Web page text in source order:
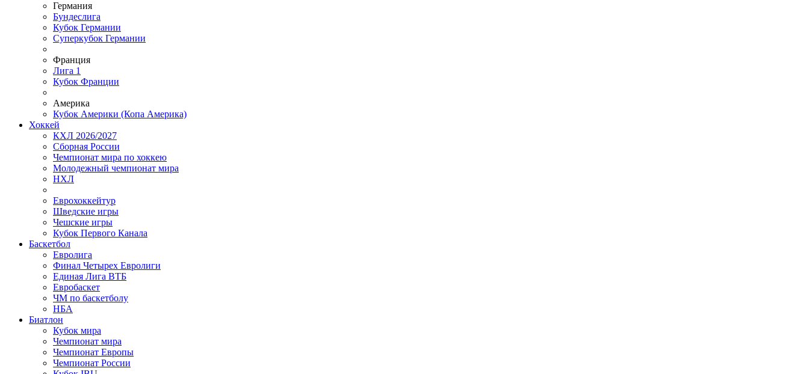
Германия
Бундеслига
Кубок Германии
Суперкубок Германии
Франция
Лига 1
Кубок Франции
Америка
Кубок Америки (Копа Америка)
Хоккей
КХЛ 2026/2027
Сборная России
Чемпионат мира по хоккею
Молодежный чемпионат мира
НХЛ
Еврохоккейтур
Шведские игры
Чешские игры
Кубок Первого Канала
Баскетбол
Евролига
Финал Четырех Евролиги
Единая Лига ВТБ
Евробаскет
ЧМ по баскетболу
НБА
Биатлон
Кубок мира
Чемпионат мира
Чемпионат Европы
Чемпионат России